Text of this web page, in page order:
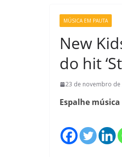
MÚSICA EM PAUTA
New
do hit
23 de novembro de
Espalhe